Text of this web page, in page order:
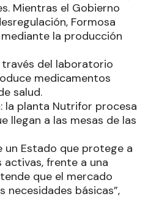
Mientras el Gobierno
Formosa
la producción
del laboratorio
medicamentos
salud.
la planta Nutrifor procesa
llegan a las mesas de las
un Estado que protege a
frente a una
que el mercado
necesidades básicas”,